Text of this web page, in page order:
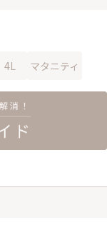
4L マタニティ